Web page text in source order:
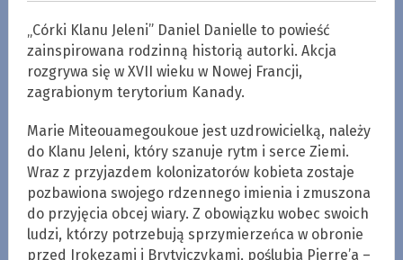
„Córki Klanu Jeleni” Daniel Danielle to powieść
zainspirowana rodzinną historią autorki. Akcja
rozgrywa się w XVII wieku w Nowej Francji,
zagrabionym terytorium Kanady.
Marie Miteouamegoukoue jest uzdrowicielką, należy
do Klanu Jeleni, który szanuje rytm i serce Ziemi.
Wraz z przyjazdem kolonizatorów kobieta zostaje
pozbawiona swojego rdzennego imienia i zmuszona
do przyjęcia obcej wiary. Z obowiązku wobec swoich
ludzi, którzy potrzebują sprzymierzeńca w obronie
przed Irokezami i Brytyjczykami, poślubia Pierre’a –